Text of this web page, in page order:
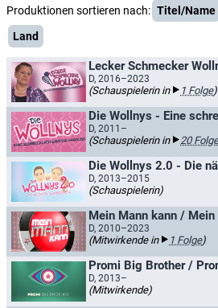
Produktionen sortieren nach: Titel/Name
Land
D, 2016–2023
(Schauspielerin in 1 Folge)
D, 2011–
(Schauspielerin in 20
Die Wollnys 2.0 - Die
D, 2013–2015
(Schauspielerin)
D, 2010–2023
(Mitwirkende in 1 Folge)
D, 2013–
(Mitwirkende)